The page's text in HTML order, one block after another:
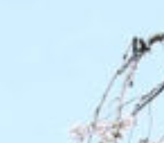
: Undefined array key 0 in